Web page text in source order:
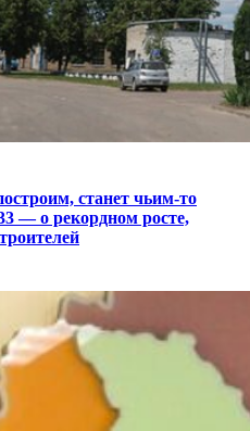
станет чьим-то
— о рекордном росте,